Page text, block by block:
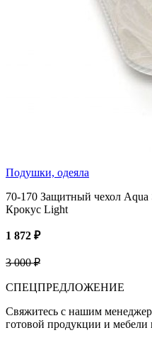
Подушки, одеяла
70-170 Защитный чехол Aqua
Крокус Light
1 872 ₽
3 000 ₽
СПЕЦПРЕДЛОЖЕНИЕ
Свяжитесь с нашим
готовой продукции и мебели